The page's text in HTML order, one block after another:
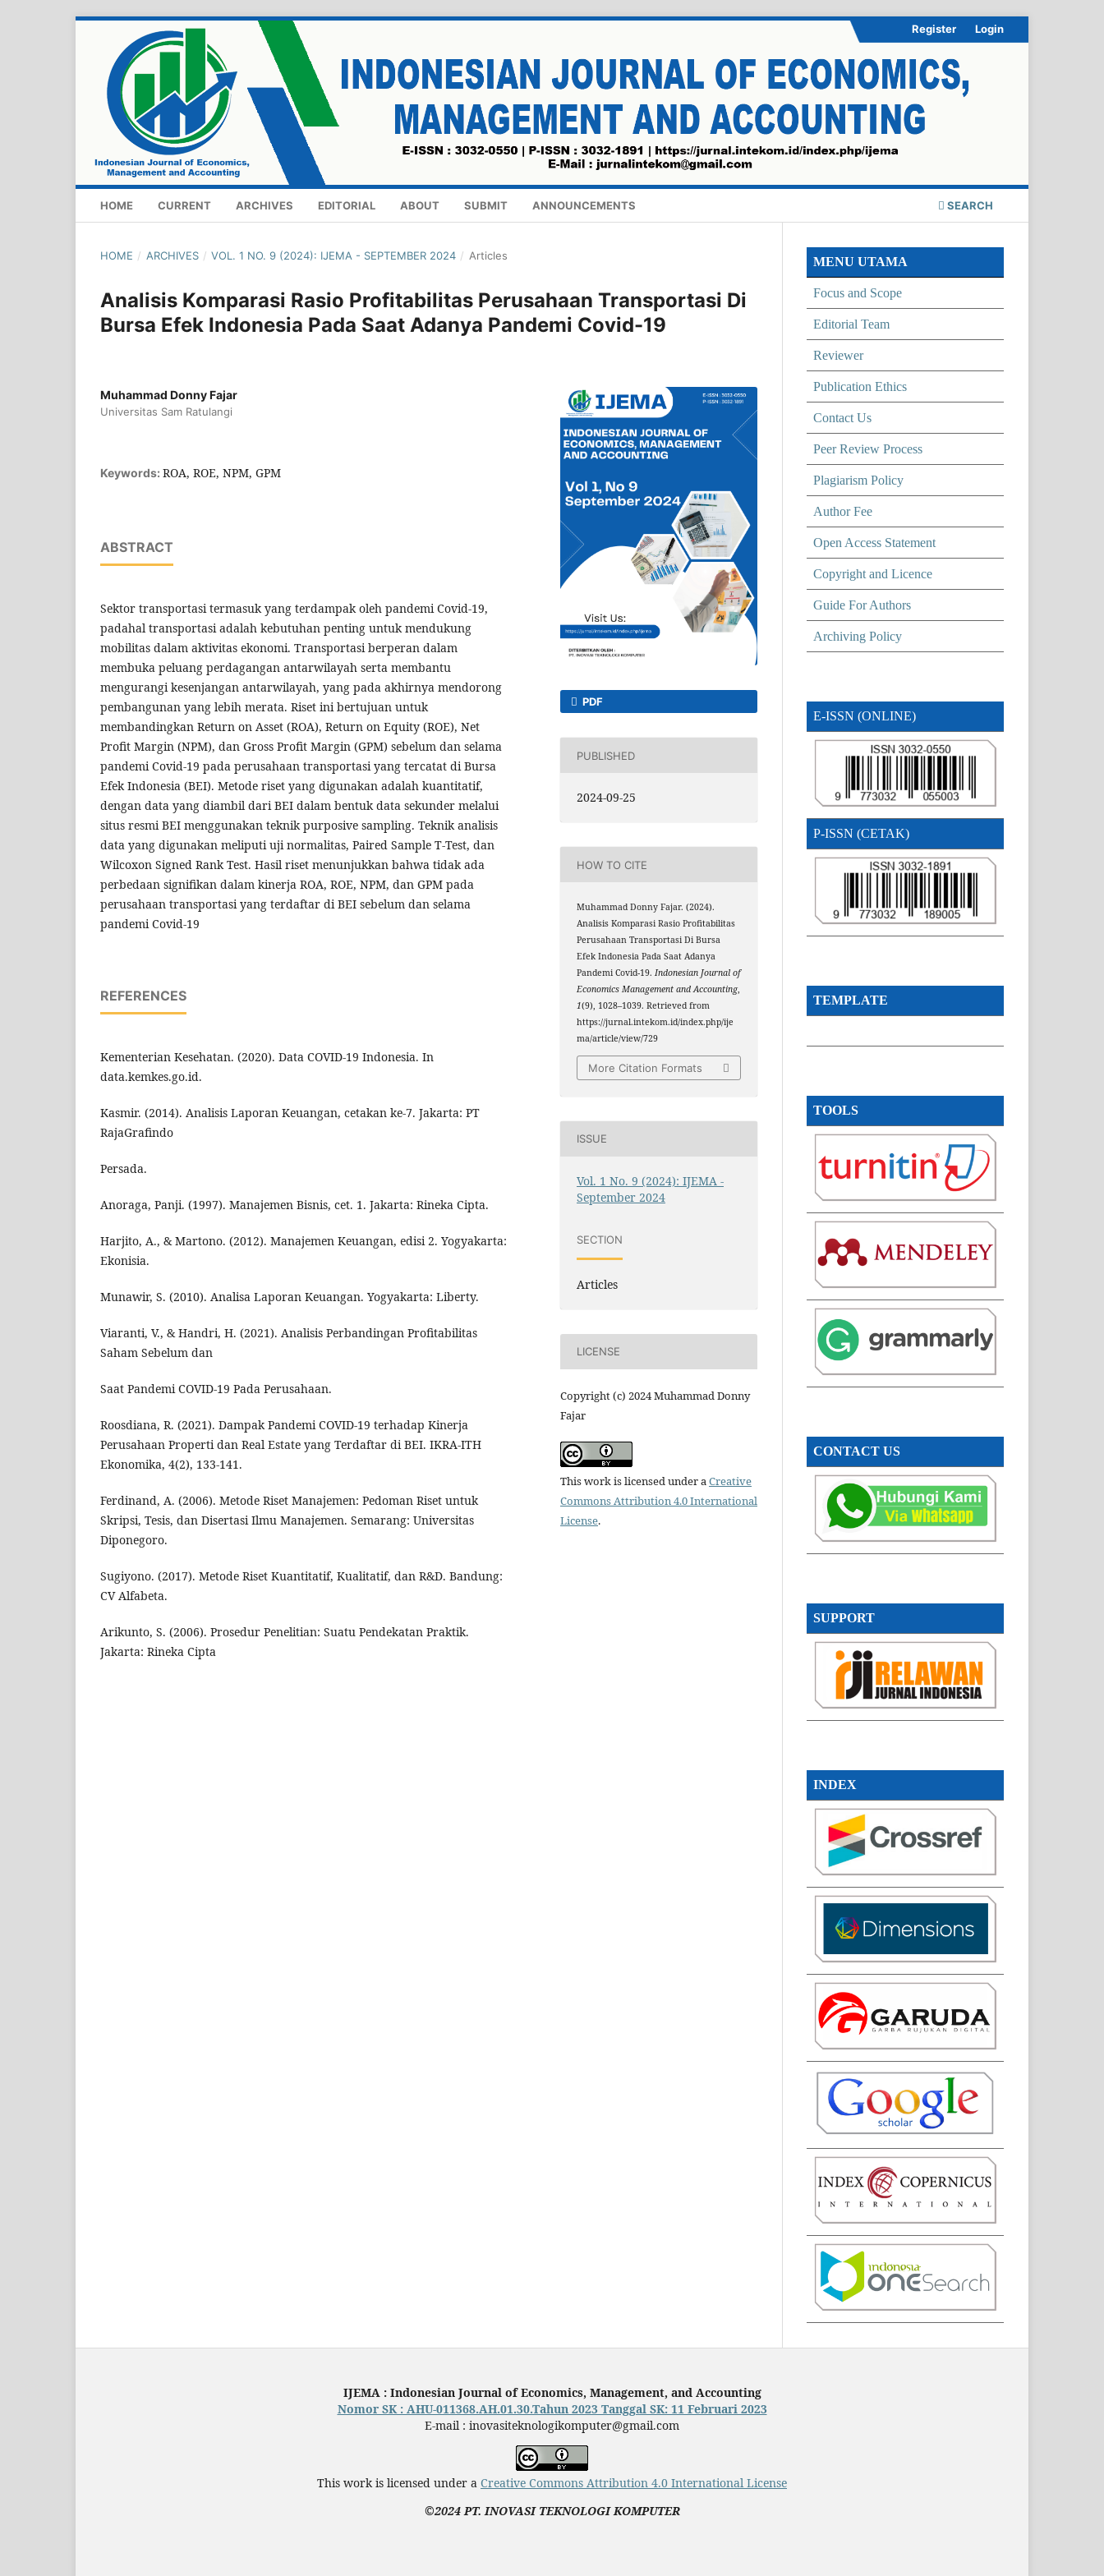
HOME CURRENT ARCHIVES EDITORIAL ABOUT SUBMIT ANNOUNCEMENTS SEARCH
Register Login
HOME / ARCHIVES / VOL. 1 NO. 9 (2024): IJEMA - SEPTEMBER 2024 / Articles
Analisis Komparasi Rasio Profitabilitas Perusahaan Transportasi Di
Bursa Efek Indonesia Pada Saat Adanya Pandemi Covid-19
Muhammad Donny Fajar
Universitas Sam Ratulangi
Keywords: ROA, ROE, NPM, GPM
ABSTRACT
Sektor transportasi termasuk yang terdampak oleh pandemi Covid-19,
padahal transportasi adalah kebutuhan penting untuk mendukung
mobilitas dalam aktivitas ekonomi. Transportasi berperan dalam
membuka peluang perdagangan antarwilayah serta membantu
mengurangi kesenjangan antarwilayah, yang pada akhirnya mendorong
pembangunan yang lebih merata. Riset ini bertujuan untuk
membandingkan Return on Asset (ROA), Return on Equity (ROE), Net
Profit Margin (NPM), dan Gross Profit Margin (GPM) sebelum dan selama
pandemi Covid-19 pada perusahaan transportasi yang tercatat di Bursa
Efek Indonesia (BEI). Metode riset yang digunakan adalah kuantitatif,
dengan data yang diambil dari BEI dalam bentuk data sekunder melalui
situs resmi BEI menggunakan teknik purposive sampling. Teknik analisis
data yang digunakan meliputi uji normalitas, Paired Sample T-Test, dan
Wilcoxon Signed Rank Test. Hasil riset menunjukkan bahwa tidak ada
perbedaan signifikan dalam kinerja ROA, ROE, NPM, dan GPM pada
perusahaan transportasi yang terdaftar di BEI sebelum dan selama
pandemi Covid-19
REFERENCES
Kementerian Kesehatan. (2020). Data COVID-19 Indonesia. In
data.kemkes.go.id.
Kasmir. (2014). Analisis Laporan Keuangan, cetakan ke-7. Jakarta: PT
RajaGrafindo
Persada.
Anoraga, Panji. (1997). Manajemen Bisnis, cet. 1. Jakarta: Rineka Cipta.
Harjito, A., & Martono. (2012). Manajemen Keuangan, edisi 2. Yogyakarta:
Ekonisia.
Munawir, S. (2010). Analisa Laporan Keuangan. Yogyakarta: Liberty.
Viaranti, V., & Handri, H. (2021). Analisis Perbandingan Profitabilitas
Saham Sebelum dan
Saat Pandemi COVID-19 Pada Perusahaan.
Roosdiana, R. (2021). Dampak Pandemi COVID-19 terhadap Kinerja
Perusahaan Properti dan Real Estate yang Terdaftar di BEI. IKRA-ITH
Ekonomika, 4(2), 133-141.
Ferdinand, A. (2006). Metode Riset Manajemen: Pedoman Riset untuk
Skripsi, Tesis, dan Disertasi Ilmu Manajemen. Semarang: Universitas
Diponegoro.
Sugiyono. (2017). Metode Riset Kuantitatif, Kualitatif, dan R&D. Bandung:
CV Alfabeta.
Arikunto, S. (2006). Prosedur Penelitian: Suatu Pendekatan Praktik.
Jakarta: Rineka Cipta
PDF
PUBLISHED
2024-09-25
HOW TO CITE
Muhammad Donny Fajar. (2024).
Analisis Komparasi Rasio Profitabilitas
Perusahaan Transportasi Di Bursa
Efek Indonesia Pada Saat Adanya
Pandemi Covid-19.Indonesian Journal of
Economics Management and Accounting,
1(9), 1028–1039. Retrieved from
https://jurnal.intekom.id/index.php/ije
ma/article/view/729
More Citation Formats
ISSUE
Vol. 1 No. 9 (2024): IJEMA -
September 2024
SECTION
Articles
LICENSE
Copyright (c) 2024 Muhammad Donny
Fajar
This work is licensed under aCreative
Commons Attribution 4.0 International
License.
MENU UTAMA
Focus and Scope
Editorial Team
Reviewer
Publication Ethics
Contact Us
Peer Review Process
Plagiarism Policy
Author Fee
Open Access Statement
Copyright and Licence
Guide For Authors
Archiving Policy
E-ISSN (ONLINE)
P-ISSN (CETAK)
TEMPLATE
TOOLS
CONTACT US
SUPPORT
INDEX
IJEMA : Indonesian Journal of Economics, Management, and Accounting
Nomor SK : AHU-011368.AH.01.30.Tahun 2023 Tanggal SK: 11 Februari 2023
E-mail : inovasiteknologikomputer@gmail.com
This work is licensed under a Creative Commons Attribution 4.0 International License
©2024 PT. INOVASI TEKNOLOGI KOMPUTER